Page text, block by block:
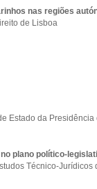
nas regiões
de Lisboa
Estado da
plano político-
Técnico-Jurídicos